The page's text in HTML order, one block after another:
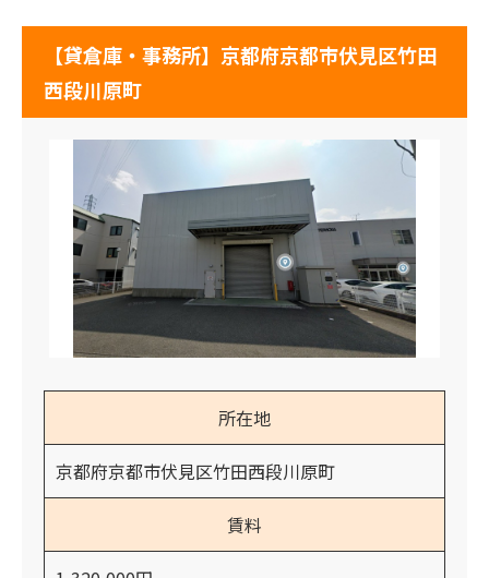
【貸倉庫・事務所】京都府京都市伏見区竹田
西段川原町
所在地
京都府京都市伏見区竹田西段川原町
賃料